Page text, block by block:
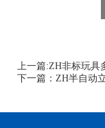
上一篇:ZH非标玩具
下一篇： ZH半自动